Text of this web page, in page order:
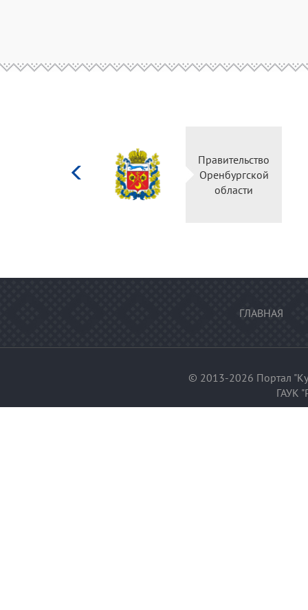
Правительство
Оренбургской
области
ГЛАВНАЯ
© 2013-2026 Портал
ГАУК